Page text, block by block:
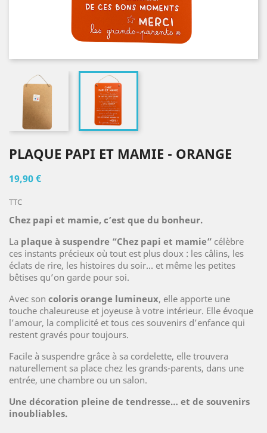
PLAQUE PAPI ET MAMIE - ORANGE
19,90 €
TTC
Chez papi et mamie, c’est que du bonheur.
La plaque à suspendre “Chez papi et mamie” célèbre
ces instants précieux où tout est plus doux : les câlins, les
éclats de rire, les histoires du soir… et même les petites
bêtises qu’on garde pour soi.
Avec son coloris orange lumineux, elle apporte une
touche chaleureuse et joyeuse à votre intérieur. Elle évoque
l’amour, la complicité et tous ces souvenirs d’enfance qui
restent gravés pour toujours.
Facile à suspendre grâce à sa cordelette, elle trouvera
naturellement sa place chez les grands-parents, dans une
entrée, une chambre ou un salon.
Une décoration pleine de tendresse… et de souvenirs
inoubliables.